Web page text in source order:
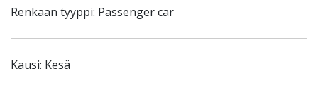
Renkaan tyyppi: Passenger car
Kausi: Kesä